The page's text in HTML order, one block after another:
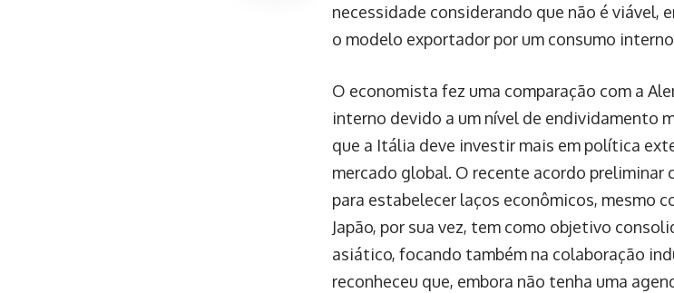
necessidade considerando que não é viável,
o modelo exportador por um consumo
O economista fez uma comparação com a
interno devido a um nível de endividamento
que a Itália deve investir mais em política
mercado global. O recente acordo
para estabelecer laços econômicos, mesmo
Japão, por sua vez, tem como objetivo
asiático, focando também na colaboração
reconheceu que, embora não tenha uma